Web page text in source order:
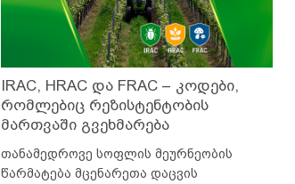
IRAC, HRAC და FRAC – კოდები,
რომლებიც რეზისტენტობის
მართვაში გვეხმარება
თანამედროვე სოფლის მეურნეობის
წარმატება მცენარეთა დაცვის